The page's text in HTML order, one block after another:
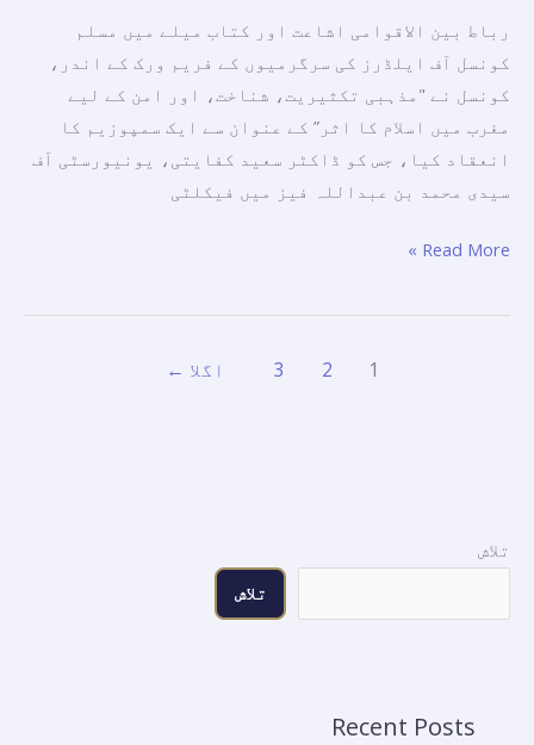
رباط بین الاقوامی اشاعت اور کتاب میلے میں مسلم
کونسل آف ایلڈرز کی سرگرمیوں کے فریم ورک کے اندر،
کونسل نے "مذہبی تکثیریت، شناخت، اور امن کے لیے
مغرب میں اسلام کا اثر” کے عنوان سے ایک سمپوزیم کا
انعقاد کیا، جس کو ڈاکٹر سعید کفایتی، یونیورسٹی آف
سیدی محمد بن عبداللہ فیز میں فیکلٹی
کہ
وہ
انسانی
بھائی
چارہ
کی
کے
کو
Read More »
1
2
3 اگلا ←
تلاش
تلاش
Recent Posts